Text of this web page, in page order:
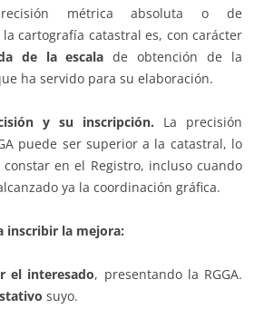
métrica absoluta o de
cartografía catastral es, con carácter
de la escala de obtención de la
ha servido para su elaboración.
y su inscripción. La precisión
puede ser superior a la catastral, lo
en el Registro, incluso cuando
ya la coordinación gráfica.
inscribir la mejora:
el interesado, presentando la RGGA.
suyo.